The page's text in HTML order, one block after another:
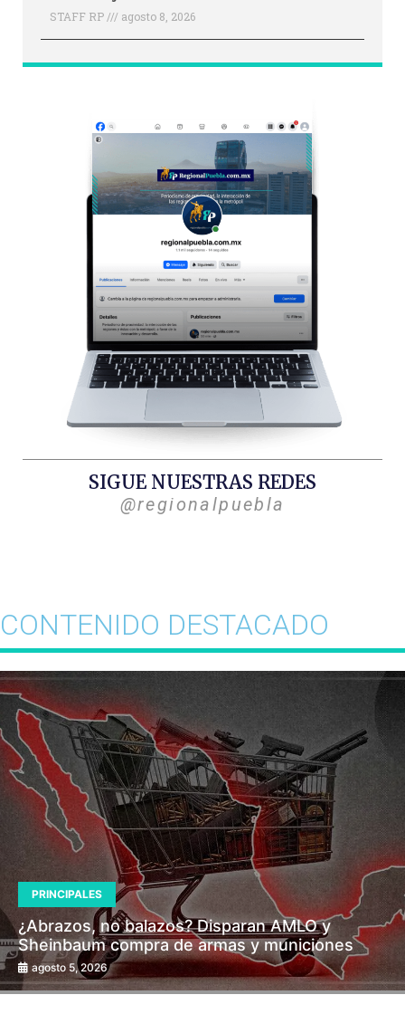
STAFF RP agosto 8, 2026
SIGUE NUESTRAS REDES
@regionalpuebla
CONTENIDO DESTACADO
PRINCIPALES
¿Abrazos, no balazos? Disparan AMLO y
Sheinbaum compra de armas y municiones
agosto 5, 2026